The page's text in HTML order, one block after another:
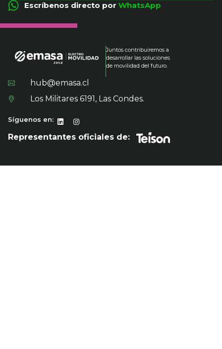
Escríbenos directo por WhatsApp
Juntos contribuiremos a
desarrollar las soluciones
de movilidad del futuro.
hub@emasa.cl
Los Militares 6191, Las Condes.
Síguenos en:
Representantes oficiales de: